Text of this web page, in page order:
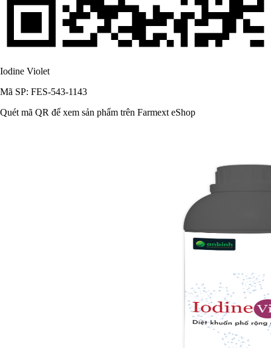
Iodine Violet
Mã SP: FES-543-1143
Quét mã QR để xem sản phẩm trên Farmext eShop